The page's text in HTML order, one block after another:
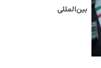
بین‌المللی